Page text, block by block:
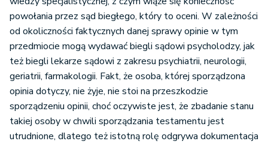
powołania przez sąd biegłego, który to oceni. W zależności
od okoliczności faktycznych danej sprawy opinie w tym
przedmiocie mogą wydawać biegli sądowi psycholodzy, jak
też biegli lekarze sądowi z zakresu psychiatrii, neurologii,
geriatrii, farmakologii. Fakt, że osoba, której sporządzona
opinia dotyczy, nie żyje, nie stoi na przeszkodzie
sporządzeniu opinii, choć oczywiste jest, że zbadanie stanu
takiej osoby w chwili sporządzania testamentu jest
utrudnione, dlatego też istotną rolę odgrywa dokumentacja